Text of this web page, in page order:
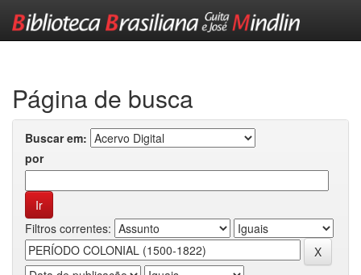
Página de busca
Buscar em:
por
Filtros correntes: